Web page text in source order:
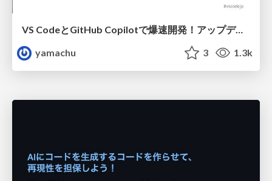
VS CodeとGitHub Copilotで爆速開発！アップデートの波に乗るおさらい会 / Rapid Development with VS Code and GitHub Copilot: Catch the Latest Wave
yamachu
3 1.3k